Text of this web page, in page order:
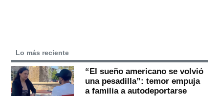
Lo más reciente
“El sueño americano se volvió
una pesadilla”: temor empuja
a familia a autodeportarse